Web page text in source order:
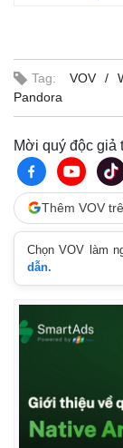
Pháp luật
Vụ án
Tin nóng
Tư vấn luật
Tag: VOV
Pandora
Mời quý độc giả
Thêm VOV
Chọn VOV làm
dẫn.